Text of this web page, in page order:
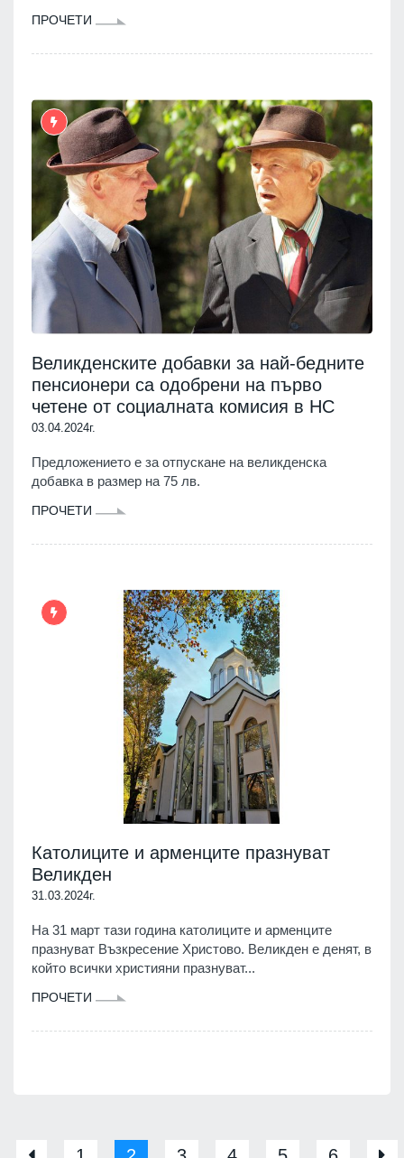
ПРОЧЕТИ
Великденските добавки за най-бедните
пенсионери са одобрени на първо
четене от социалната комисия в НС
03.04.2024г.
Предложението е за отпускане на великденска
добавка в размер на 75 лв.
ПРОЧЕТИ
Католиците и арменците празнуват
Великден
31.03.2024г.
На 31 март тази година католиците и арменците
празнуват Възкресение Христово. Великден е денят, в
който всички християни празнуват...
ПРОЧЕТИ